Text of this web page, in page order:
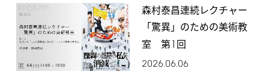
森村泰昌連続レクチャー
「驚異」のための美術教
室 第1 回
2026.06.06